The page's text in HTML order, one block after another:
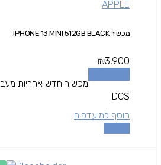
APPLE
מכשיר IPHONE 13 MINI 512GB BLACK
₪3,900
מכשיר חדש אחריות
DCS
הוסף למועדפים